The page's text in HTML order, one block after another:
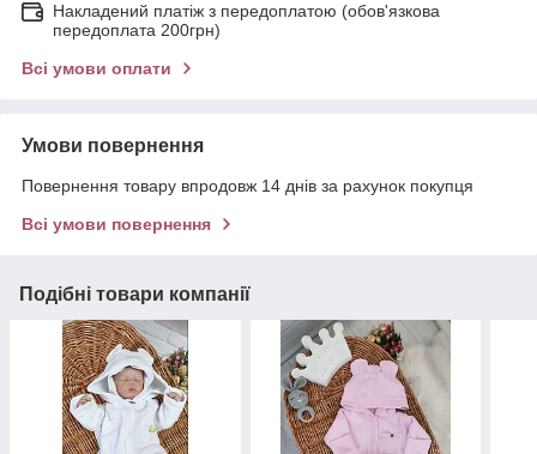
Накладений платіж з передоплатою (обов'язкова
передоплата 200грн)
Всі умови оплати
Умови повернення
Повернення товару впродовж 14 днів за рахунок покупця
Всі умови повернення
Подібні товари компанії